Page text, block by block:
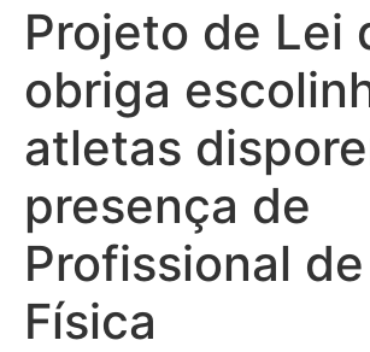
Projeto de Lei
obriga
atletas
presença de
Profissional
Física